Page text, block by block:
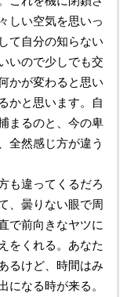
しい空気を思いっ
て自分の知らない
いので少しでも交
かが変わると思い
かと思います。自
まるのと、今の卑
全然感じ方が違う
も違ってくるだろ
、曇りない眼で周
で前向きなヤツに
をくれる。あなた
るけど、時間はみ
になる時が来る。